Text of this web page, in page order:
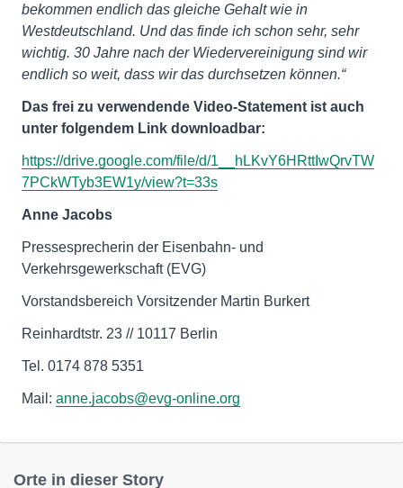
bekommen endlich das gleiche Gehalt wie in
Westdeutschland. Und das finde ich schon sehr, sehr
wichtig. 30 Jahre nach der Wiedervereinigung sind wir
endlich so weit, dass wir das durchsetzen können.“
Das frei zu verwendende Video-Statement ist auch
unter folgendem Link downloadbar:
https://drive.google.com/file/d/1__hLKvY6HRttIwQrvTW
7PCkWTyb3EW1y/view?t=33s
Anne Jacobs
Pressesprecherin der Eisenbahn- und
Verkehrsgewerkschaft (EVG)
Vorstandsbereich Vorsitzender Martin Burkert
Reinhardtstr. 23 // 10117 Berlin
Tel. 0174 878 5351
Mail: anne.jacobs@evg-online.org
Orte in dieser Story